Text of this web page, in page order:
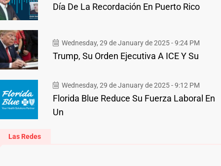
Día De La Recordación En Puerto Rico
Wednesday, 29 de January de 2025 - 9:24 PM
Trump, Su Orden Ejecutiva A ICE Y Su
Wednesday, 29 de January de 2025 - 9:12 PM
Florida Blue Reduce Su Fuerza Laboral En
Un
Las Redes